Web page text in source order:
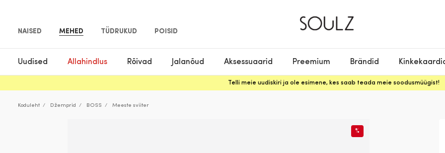
NAISED MEHED TÜDRUKUD POISID
Uudised Allahindlus Rõivad Jalanõud Aksessuaarid Preemium Brändid
Telli meie uudiskiri ja ole esimene, kes saab teada meie soodusmüügist!
Koduleht Džemprid BOSS Meeste sviiter
%